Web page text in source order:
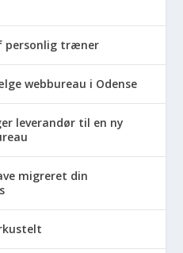
personlig træner
webbureau i Odense
leverandør til en ny
migreret din